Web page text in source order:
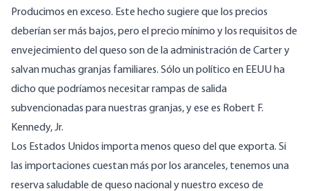
Producimos en exceso. Este hecho sugiere que los precios
deberían ser más bajos, pero el precio mínimo y los requisitos de
envejecimiento del queso son de la administración de Cartery
salvan muchas granjas familiares. Sólo un político en EEUU ha
dicho que podríamos necesitar rampas de salida
subvencionadas para nuestras granjas, y ese es Robert F.
Kennedy, Jr.
Los Estados Unidos importa menos queso del que exporta. Si
las importaciones cuestan más por los aranceles, tenemos una
reserva saludable de queso nacional y nuestro exceso de